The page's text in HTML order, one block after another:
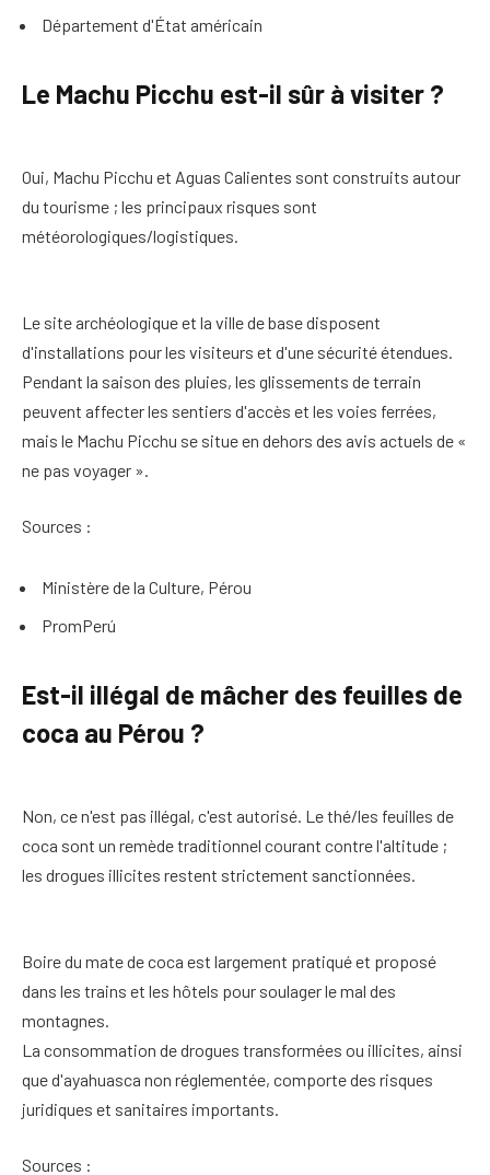
Département d'État américain
Le Machu Picchu est-il sûr à visiter ?
Oui, Machu Picchu et Aguas Calientes sont construits autour
du tourisme ; les principaux risques sont
météorologiques/logistiques.
Le site archéologique et la ville de base disposent
d'installations pour les visiteurs et d'une sécurité étendues.
Pendant la saison des pluies, les glissements de terrain
peuvent affecter les sentiers d'accès et les voies ferrées,
mais le Machu Picchu se situe en dehors des avis actuels de «
ne pas voyager ».
Sources :
Ministère de la Culture, Pérou
PromPerú
Est-il illégal de mâcher des feuilles de
coca au Pérou ?
Non, ce n'est pas illégal, c'est autorisé. Le thé/les feuilles de
coca sont un remède traditionnel courant contre l'altitude ;
les drogues illicites restent strictement sanctionnées.
Boire du mate de coca est largement pratiqué et proposé
dans les trains et les hôtels pour soulager le mal des
montagnes.
La consommation de drogues transformées ou illicites, ainsi
que d'ayahuasca non réglementée, comporte des risques
juridiques et sanitaires importants.
Sources :